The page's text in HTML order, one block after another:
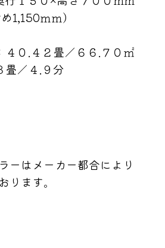
ｍｍ）
０.４２畳／６６.７０㎡
畳／４.９分
ーはメーカー都合により
ます。